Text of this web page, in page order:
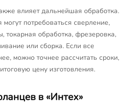
влияет дальнейшая обработка.
потребоваться сверление,
токарная обработка, фрезеровка,
или сборка. Если все
можно точнее рассчитать сроки,
цену изготовления.
в «Интех»